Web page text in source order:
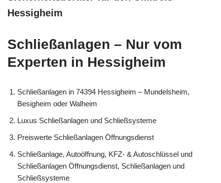
Hessigheim
Schließanlagen – Nur vom
Experten in Hessigheim
Schließanlagen in 74394 Hessigheim – Mundelsheim,
Besigheim oder Walheim
Luxus Schließanlagen und Schließsysteme
Preiswerte Schließanlagen Öffnungsdienst
Schließanlage, Autoöffnung, KFZ- & Autoschlüssel und
Schließanlagen Öffnungsdienst, Schließanlagen und
Schließsysteme